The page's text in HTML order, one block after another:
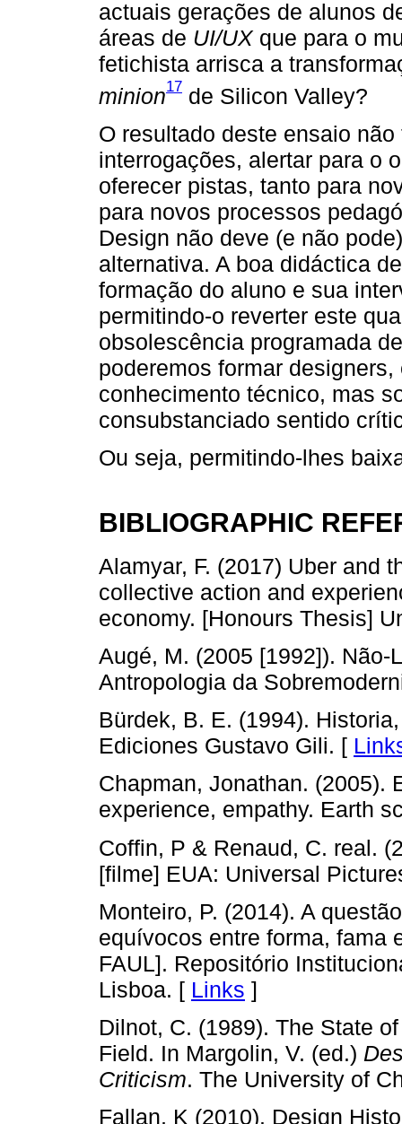
actuais gerações de alunos
áreas de UI/UXque para o
fetichista arrisca a
minion17 de Silicon Valley?
O resultado deste ensaio
interrogações, alertar para o
oferecer pistas, tanto para
para novos processos
Design não deve (e não
alternativa. A boa didáctica
formação do aluno e sua
permitindo-o reverter este
obsolescência programada
poderemos formar
conhecimento técnico, mas
consubstanciado sentido
Ou seja, permitindo-lhes
BIBLIOGRAPHIC
Alamyar, F. (2017) Uber and
collective action and
economy. [Honours Thesis]
Augé, M. (2005 [1992]). Não-
Antropologia da
Bürdek, B. E. (1994).
Ediciones Gustavo Gili. [
Chapman, Jonathan. (2005).
experience, empathy. Earth
Coffin, P & Renaud, C. real.
[filme] EUA: Universal
Monteiro, P. (2014). A
equívocos entre forma, fama
FAUL]. Repositório
Lisboa. [ Links ]
Dilnot, C. (1989). The State
Field. In Margolin, V. (ed.)
Criticism. The University of
Fallan, K (2010). Design